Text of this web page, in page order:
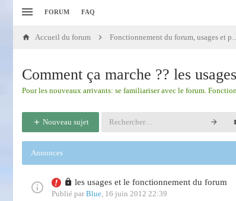
FORUM FAQ
Accueil du forum Fonctionnement
Comment ça marche ?? les
Pour les nouveaux arrivants: se familiariser avec le forum.
Nouveau sujet
Annonces
les usages et le fonctionnement du forum
Publié par Blue, 16 juin 2012 22:39